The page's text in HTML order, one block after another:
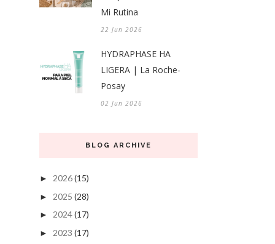
Mi Rutina
22 Jun 2026
HYDRAPHASE HA
LIGERA | La Roche-
Posay
02 Jun 2026
BLOG ARCHIVE
► 2026(15)
► 2025 (28)
► 2024(17)
► 2023 (17)